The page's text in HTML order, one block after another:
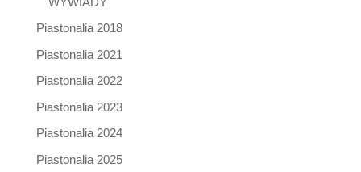
Piastonalia 2018
Piastonalia 2021
Piastonalia 2022
Piastonalia 2023
Piastonalia 2024
Piastonalia 2025